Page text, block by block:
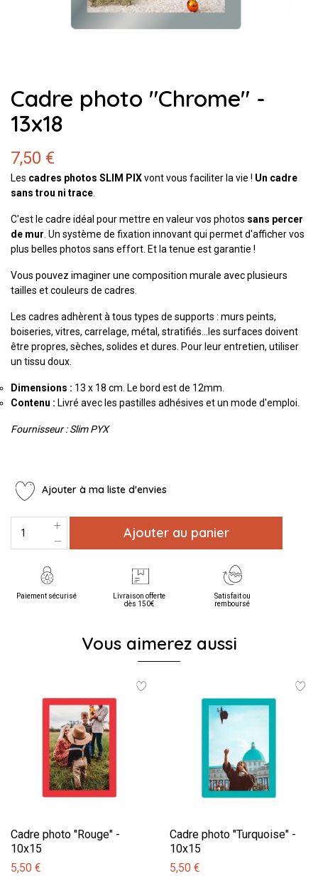
Cadre photo "Chrome" -
13x18
7,50 €
Les cadres photos SLIM PIXvont vous faciliter la vie ! Un cadre
sans trou ni trace
C'est le cadre idéal pour mettre en valeur vos photos sans percer
de mur . Un système de fixation innovant qui permet d'afficher vos
plus belles photos sans effort. Et la tenue est garantie !
Vous pouvez imaginer une composition murale avec plusieurs
tailles et couleurs de cadres.
Les cadres adhèrent à tous types de supports : murs peints,
boiseries, vitres, carrelage, métal, stratifiés...les surfaces doivent
être propres, sèches, solides et dures. Pour leur entretien, utiliser
un tissu doux.
Dimensions : 13 x 18 cm. Le bord est de 12mm.
Contenu : Livré avec les pastilles adhésives et un mode d'emploi.
Fournisseur : Slim PYX
Ajouter à ma liste d'envies
Ajouter au panier
Paiement sécurisé
Livraison offerte
dès 150€
Satisfait ou
remboursé
Vous aimerez aussi
Cadre photo "Rouge" -
10x15
5,50 €
Cadre photo "Turquoise" -
10x15
5,50 €